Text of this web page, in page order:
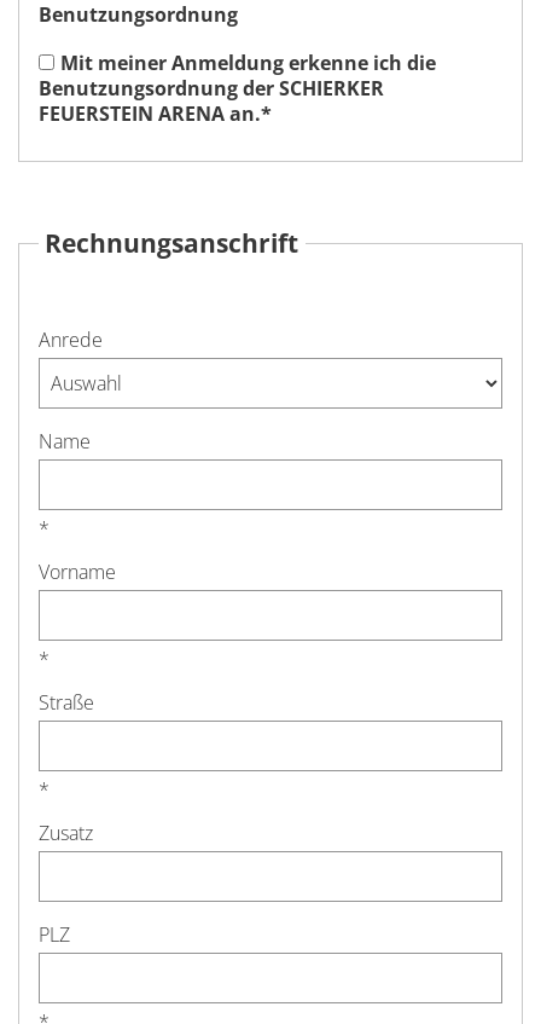
Benutzungsordnung
Mit meiner Anmeldung erkenne ich die
Benutzungsordnung der SCHIERKER
FEUERSTEIN ARENA an.*
Rechnungsanschrift
Anrede
Name
*
Vorname
*
Straße
*
Zusatz
PLZ